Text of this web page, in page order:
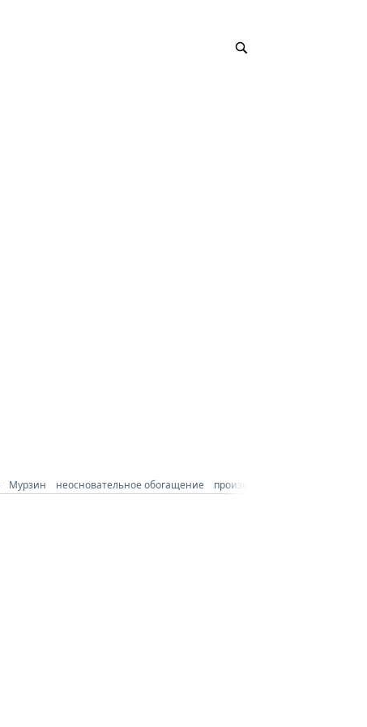
Мурзин неосновательное обогащение произвол